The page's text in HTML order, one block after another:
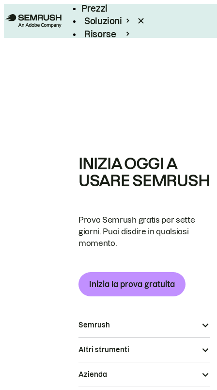
Prezzi
Soluzioni
Risorse
INIZIA OGGI A
USARE SEMRUSH
Prova Semrush gratis per sette
giorni. Puoi disdire in qualsiasi
momento.
Inizia la prova gratuita
Semrush
Altri strumenti
Azienda